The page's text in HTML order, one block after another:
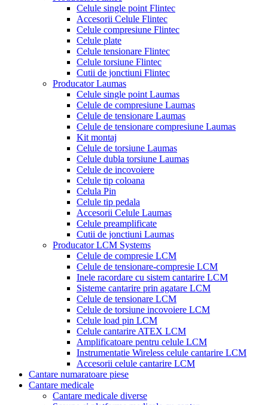
Celule single point Flintec
Accesorii Celule Flintec
Celule compresiune Flintec
Celule plate
Celule tensionare Flintec
Celule torsiune Flintec
Cutii de jonctiuni Flintec
Producator Laumas
Celule single point Laumas
Celule de compresiune Laumas
Celule de tensionare Laumas
Celule de tensionare compresiune Laumas
Kit montaj
Celule de torsiune Laumas
Celule dubla torsiune Laumas
Celule de incovoiere
Celule tip coloana
Celula Pin
Celule tip pedala
Accesorii Celule Laumas
Celule preamplificate
Cutii de jonctiuni Laumas
Producator LCM Systems
Celule de compresie LCM
Celule de tensionare-compresie LCM
Inele racordare cu sistem cantarire LCM
Sisteme cantarire prin agatare LCM
Celule de tensionare LCM
Celule de torsiune incovoiere LCM
Celule load pin LCM
Celule cantarire ATEX LCM
Amplificatoare pentru celule LCM
Instrumentatie Wireless celule cantarire LCM
Accesorii celule cantarire LCM
Cantare numaratoare piese
Cantare medicale
Cantare medicale diverse